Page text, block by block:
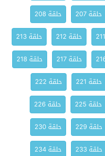
حلقة 207
حلقة 208
حلقة 212
حلقة 213
حلقة 217
حلقة 218
حلقة 221
حلقة 222
حلقة 225
حلقة 226
حلقة 229
حلقة 230
حلقة 233
حلقة 234